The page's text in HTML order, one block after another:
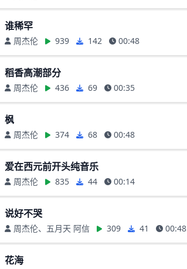
谁稀罕
周杰伦 939 142 00:48
稻香高潮部分
周杰伦 436 69 00:35
枫
周杰伦 374 68 00:48
爱在西元前开头纯音乐
周杰伦 835 44 00:14
说好不哭
周杰伦、五月天 阿信 309 41 00:48
花海